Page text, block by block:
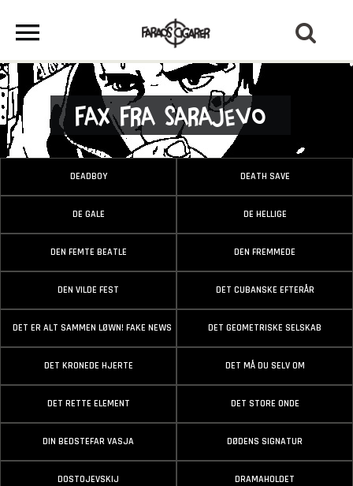
Fax fra Sarajevo
DEADBOY DEATH SAVE
DE GALE DE HELLIGE
DEN FEMTE BEATLE DEN FREMMEDE
DEN VILDE FEST DET CUBANSKE EFTERÅR
DET ER ALT SAMMEN LØWN! FAKE NEWS DET GEOMETRISKE SELSKAB
DET KRONEDE HJERTE DET MÅ DU SELV OM
DET RETTE ELEMENT DET STORE ONDE
DIN BEDSTEFAR VASJA DØDENS SIGNATUR
DOSTOJEVSKIJ DRAMAHOLDET